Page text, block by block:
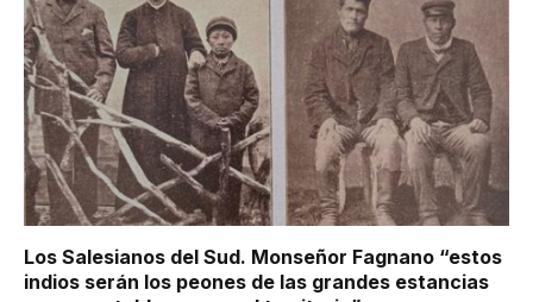
Los Salesianos del Sud. Monseñor Fagnano “estos
indios serán los peones de las grandes estancias